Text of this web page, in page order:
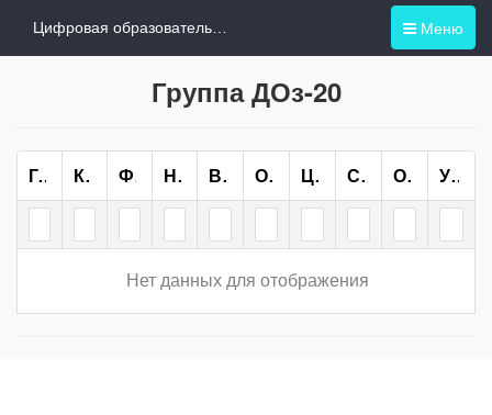
Меню
Группа ДОз-20
Группа Курс Форма Обучения Направление/специальность Всего ОО ЦН СН ОП Учебный План
Нет данных для отображения